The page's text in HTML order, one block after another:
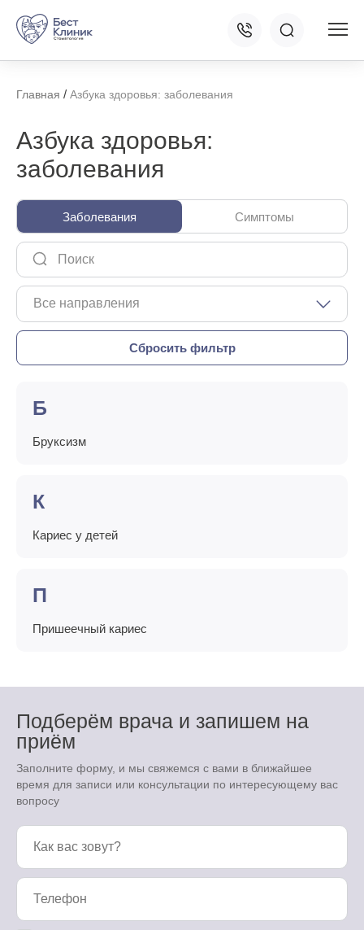
Главная / Азбука здоровья: заболевания
Азбука здоровья:
заболевания
Заболевания Симптомы
Все направления
Б
Бруксизм
К
Кариес у детей
П
Пришеечный кариес
Подберём врача и запишем на
приём
Заполните форму, и мы свяжемся с вами в ближайшее
время для записи или консультации по интересующему вас
вопросу